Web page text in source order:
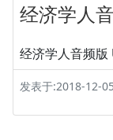
经济学人
经济学人音频
发表于:2018-12-